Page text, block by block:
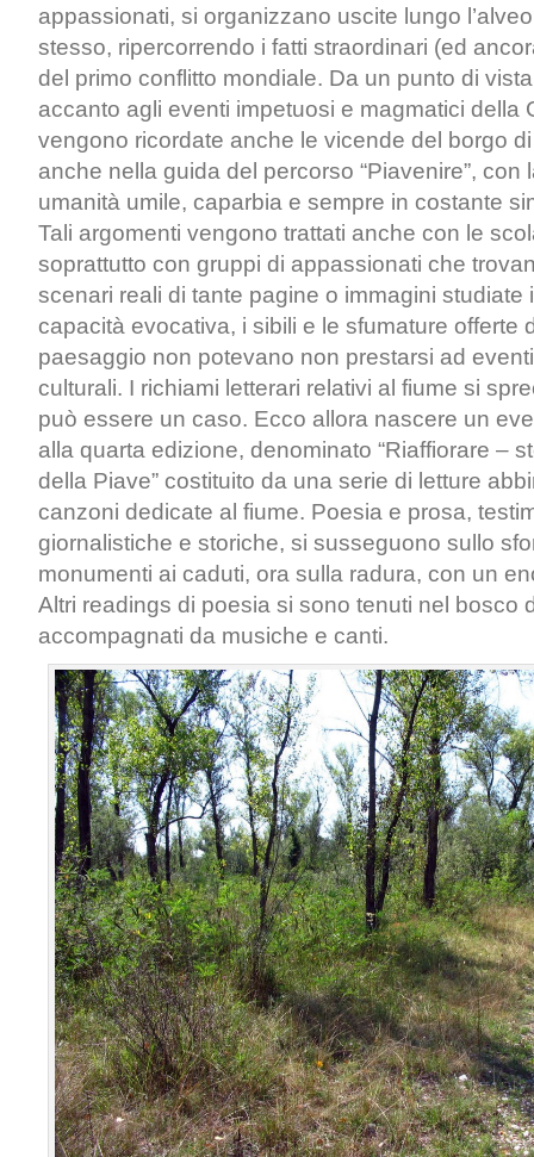
appassionati, si organizzano uscite lungo
stesso, ripercorrendo i fatti straordinari (ed
del primo conflitto mondiale. Da un punto di
accanto agli eventi impetuosi e magmatici della
vengono ricordate anche le vicende del borgo
anche nella guida del percorso “Piavenire”, con
umanità umile, caparbia e sempre in costante
Tali argomenti vengono trattati anche con le
soprattutto con gruppi di appassionati che
scenari reali di tante pagine o immagini studiate
capacità evocativa, i sibili e le sfumature offerte
paesaggio non potevano non prestarsi ad
culturali. I richiami letterari relativi al fiume si
può essere un caso. Ecco allora nascere un
alla quarta edizione, denominato “Riaffiorare –
della Piave” costituito da una serie di letture
canzoni dedicate al fiume. Poesia e prosa,
giornalistiche e storiche, si susseguono sullo
monumenti ai caduti, ora sulla radura, con un
Altri readings di poesia si sono tenuti nel bosco
accompagnati da musiche e canti.